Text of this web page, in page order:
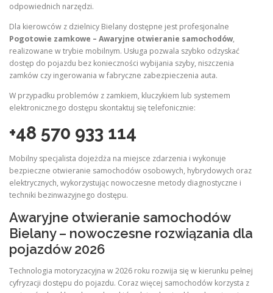
odpowiednich narzędzi.
Dla kierowców z dzielnicy Bielany dostępne jest profesjonalne
Pogotowie zamkowe – Awaryjne otwieranie samochodów,
realizowane w trybie mobilnym. Usługa pozwala szybko odzyskać
dostęp do pojazdu bez konieczności wybijania szyby, niszczenia
zamków czy ingerowania w fabryczne zabezpieczenia auta.
W przypadku problemów z zamkiem, kluczykiem lub systemem
elektronicznego dostępu skontaktuj się telefonicznie:
+48 570 933 114
Mobilny specjalista dojeżdża na miejsce zdarzenia i wykonuje
bezpieczne otwieranie samochodów osobowych, hybrydowych oraz
elektrycznych, wykorzystując nowoczesne metody diagnostyczne i
techniki bezinwazyjnego dostępu.
Awaryjne otwieranie samochodów
Bielany – nowoczesne rozwiązania dla
pojazdów 2026
Technologia motoryzacyjna w 2026 roku rozwija się w kierunku pełnej
cyfryzacji dostępu do pojazdu. Coraz więcej samochodów korzysta z